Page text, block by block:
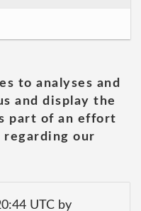
to analyses and
and display the
part of an effort
our
UTC by